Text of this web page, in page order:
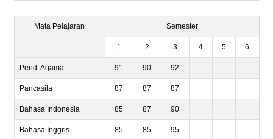
Mata Pelajaran Semester
1 2 3 4 5 6
Pend. Agama 91 90 92
Pancasila 87 87 87
Bahasa Indonesia 85 87 90
Bahasa Inggris 85 85 95